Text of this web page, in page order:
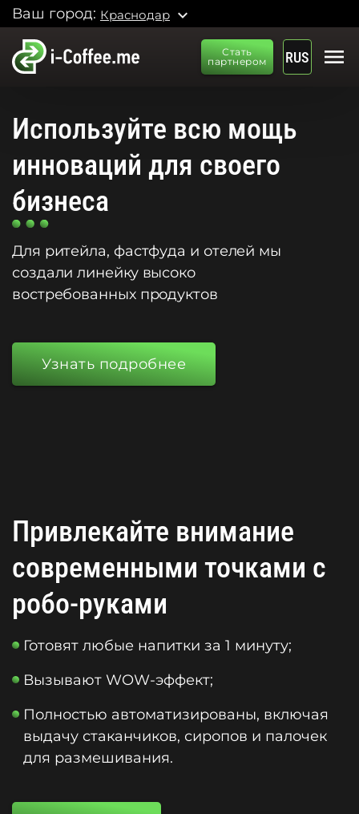
Ваш город: Краснодар expand_more
Стать
партнером
RUS menu
Используйте всю мощь
инноваций для своего
бизнеса
Для ритейла, фастфуда и отелей мы
создали линейку высоко
востребованных продуктов
Узнать подробнее
Привлекайте внимание
современными точками с
робо-руками
Готовят любые напитки за 1 минуту;
Вызывают WOW-эффект;
Полностью автоматизированы, включая
выдачу стаканчиков, сиропов и палочек
для размешивания.